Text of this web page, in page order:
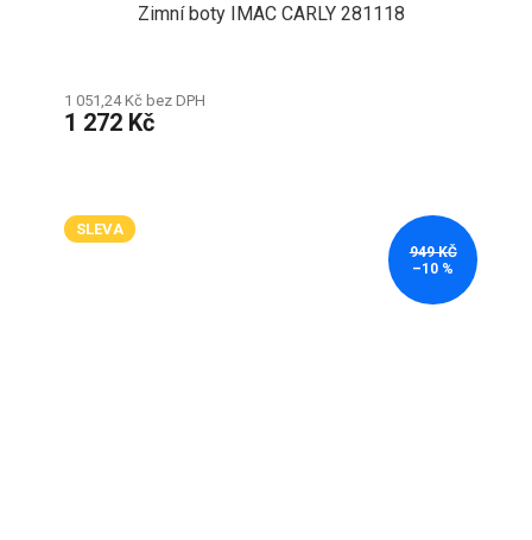
Zimní boty IMAC CARLY 281118
1 051,24 Kč bez DPH
1 272 Kč
SLEVA
949 KČ
–10 %